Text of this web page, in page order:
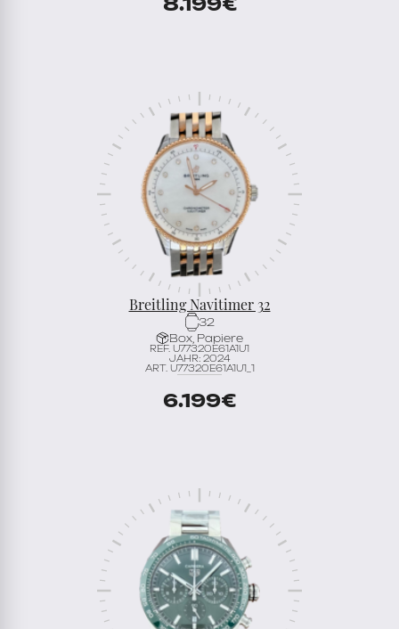
8.199€
Breitling Navitimer 32
32
Box, Papiere
REF. U77320E61A1U1
JAHR: 2024
ART. U77320E61A1U1_1
6.199€